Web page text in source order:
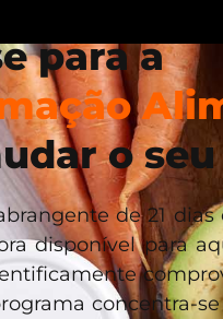
para a
o
de 21
disponível para
concentra-